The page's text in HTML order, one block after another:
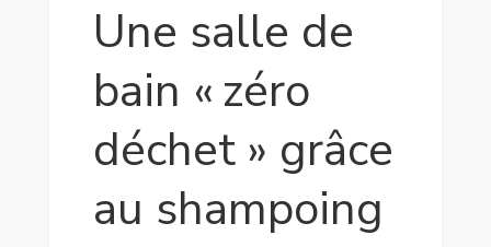
Une salle de
bain « zéro
déchet » grâce
au shampoing